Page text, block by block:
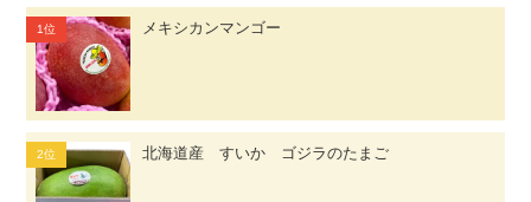
メキシカンマンゴー
北海道産 すいか ゴジラのたまご